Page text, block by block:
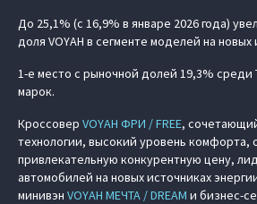
До 25,1% (с 16,9% в январе 2026 года)
доля VOYAH в сегменте моделей на новых
1-е место с рыночной долей 19,3% среди
марок.
Кроссовер VOYAH ФРИ / FREE,
технологии, высокий уровень комфорта,
привлекательную конкурентную цену,
автомобилей на новых источниках
минивэн VOYAH МЕЧТА / DREAM и бизнес-